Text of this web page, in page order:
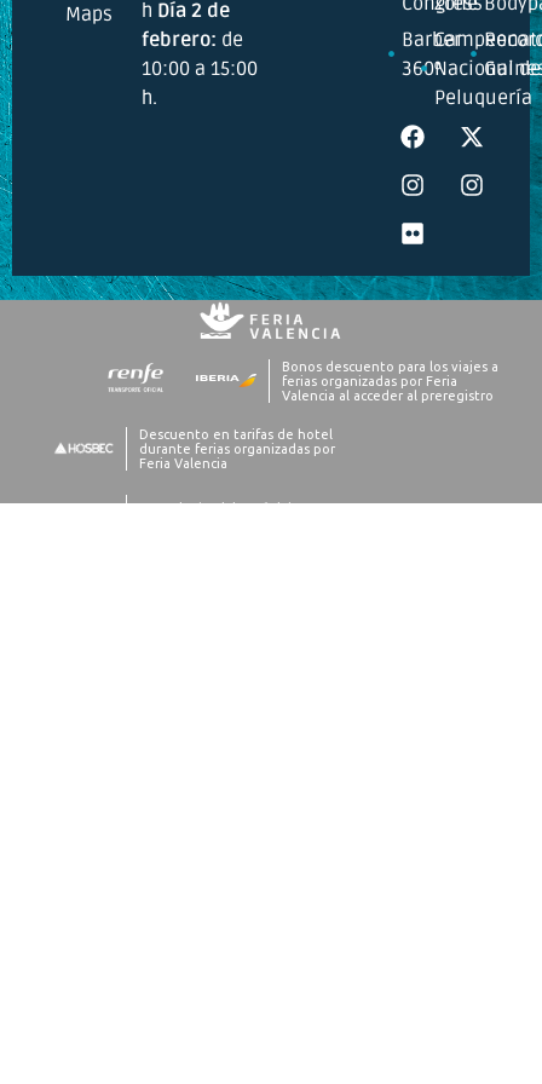
Maps
h Día 2 de
febrero: de
10:00 a 15:00
h.
Barber
360ºNacional de
Peluquería